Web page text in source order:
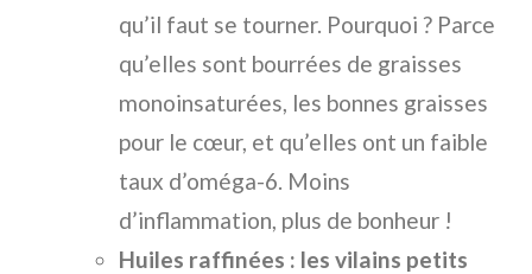
qu’il faut se tourner. Pourquoi ? Parce
qu’elles sont bourrées de graisses
monoinsaturées, les bonnes graisses
pour le cœur, et qu’elles ont un faible
taux d’oméga-6. Moins
d’inflammation, plus de bonheur !
Huiles raffinées : les vilains petits